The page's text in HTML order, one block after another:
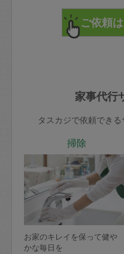
家事代行
タスカジで依頼できる
掃除
お家のキレイを保って健や
かな毎日を